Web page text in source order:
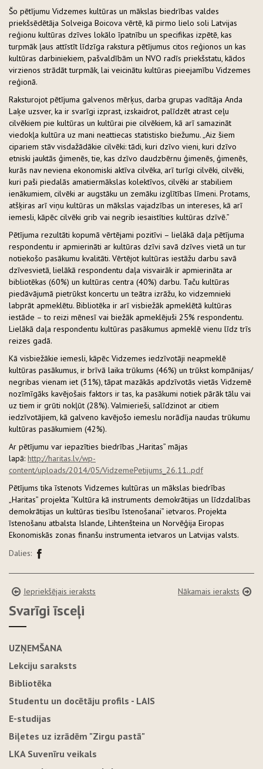
Šo pētījumu Vidzemes kultūras un mākslas biedrības valdes
priekšsēdētāja Solveiga Boicova vērtē, kā pirmo lielo soli Latvijas
reģionu kultūras dzīves lokālo īpatnību un specifikas izpētē, kas
turpmāk ļaus attīstīt līdzīga rakstura pētījumus citos reģionos un kas
kultūras darbiniekiem, pašvaldībām un NVO radīs priekšstatu, kādos
virzienos strādāt turpmāk, lai veicinātu kultūras pieejamību Vidzemes
reģionā.
Raksturojot pētījuma galvenos mērķus, darba grupas vadītāja Anda
Laķe uzsver, ka ir svarīgi izprast, izskaidrot, palīdzēt atrast ceļu
cilvēkiem pie kultūras un kultūrai pie cilvēkiem, kā arī samazināt
viedokļa kultūra uz mani neattiecas statistisko biežumu. „Aiz šiem
cipariem stāv visdažādākie cilvēki: tādi, kuri dzīvo vieni, kuri dzīvo
etniski jauktās ģimenēs, tie, kas dzīvo daudzbērnu ģimenēs, ģimenēs,
kurās nav neviena ekonomiski aktīva cilvēka, arī turīgi cilvēki, cilvēki,
kuri paši piedalās amatiermākslas kolektīvos, cilvēki ar stabiliem
ienākumiem, cilvēki ar augstāku un zemāku izglītības līmeni. Protams,
atšķiras arī viņu kultūras un mākslas vajadzības un intereses, kā arī
iemesli, kāpēc cilvēki grib vai negrib iesaistīties kultūras dzīvē.”
Pētījuma rezultāti kopumā vērtējami pozitīvi – lielākā daļa pētījuma
respondentu ir apmierināti ar kultūras dzīvi savā dzīves vietā un tur
notiekošo pasākumu kvalitāti. Vērtējot kultūras iestāžu darbu savā
dzīvesvietā, lielākā respondentu daļa visvairāk ir apmierināta ar
bibliotēkas (60%) un kultūras centra (40%) darbu. Taču kultūras
piedāvājumā pietrūkst koncertu un teātra izrāžu, ko vidzemnieki
labprāt apmeklētu. Bibliotēka ir arī visbiežāk apmeklētā kultūras
iestāde – to reizi mēnesī vai biežāk apmeklējuši 25% respondentu.
Lielākā daļa respondentu kultūras pasākumus apmeklē vienu līdz trīs
reizes gadā.
Kā visbiežākie iemesli, kāpēc Vidzemes iedzīvotāji neapmeklē
kultūras pasākumus, ir brīvā laika trūkums (46%) un trūkst kompānijas/
negribas vienam iet (31%), tāpat mazākās apdzīvotās vietās Vidzemē
nozīmīgāks kavējošais faktors ir tas, ka pasākumi notiek pārāk tālu vai
uz tiem ir grūti nokļūt (28%). Valmierieši, salīdzinot ar citiem
iedzīvotājiem, kā galveno kavējošo iemeslu norādīja naudas trūkumu
kultūras pasākumiem (42%).
Ar pētījumu var iepazīties biedrības „Haritas” mājas
lapā: http://haritas.lv/wp-
content/uploads/2014/05/VidzemePetijums_26.11..pdf
Pētījums tika īstenots Vidzemes kultūras un mākslas biedrības
„Haritas” projekta “Kultūra kā instruments demokrātijas un līdzdalības
demokrātijas un kultūras tiesību īstenošanai” ietvaros. Projekta
īstenošanu atbalsta Islande, Lihtenšteina un Norvēģija Eiropas
Ekonomiskās zonas finanšu instrumenta ietvaros un Latvijas valsts.
Dalies:
Iepriekšējais ieraksts Nākamais ieraksts
Svarīgi īsceļi
UZŅEMŠANA
Lekciju saraksts
Bibliotēka
Studentu un docētāju profils - LAIS
E-studijas
Biļetes uz izrādēm "Zirgu pastā"
LKA Suvenīru veikals